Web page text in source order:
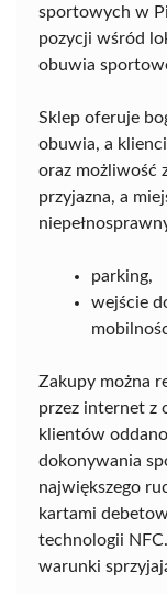
sportowych w
pozycji wśród
obuwia
Sklep oferuje
obuwia, a
oraz możliwość
przyjazna, a
parking,
wejście
Zakupy można
przez internet z
klientów
dokonywania
największego
kartami
technologii
warunki